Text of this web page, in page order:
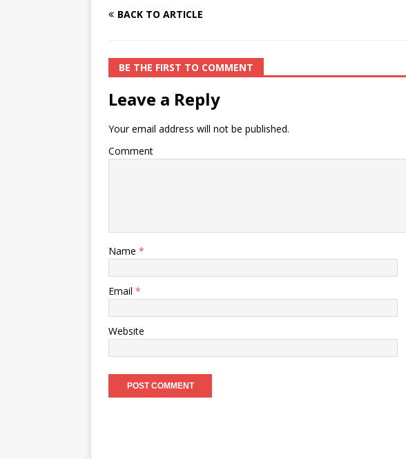
BACK TO ARTICLE
BE THE FIRST TO COMMENT
Leave a Reply
Your email address will not be published.
Comment
Name *
Email *
Website